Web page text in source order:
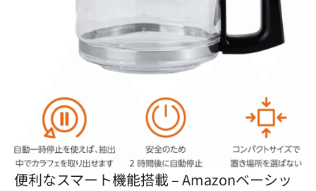
便利なスマート機能搭載 – Amazonベーシッ